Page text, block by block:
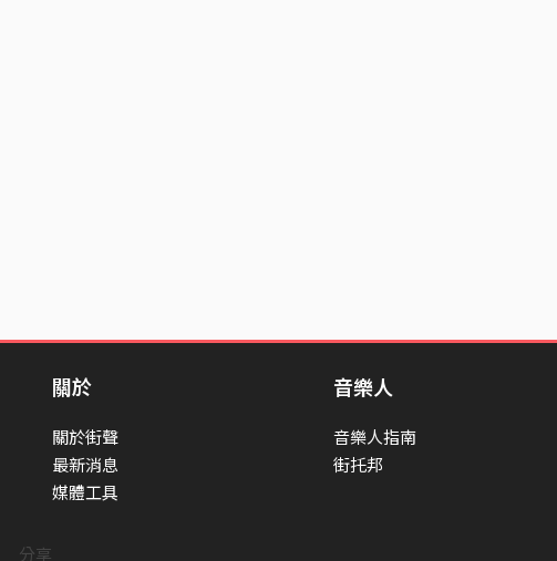
分享
關於
關於街聲
最新消息
媒體工具
音樂人
音樂人指南
街托邦